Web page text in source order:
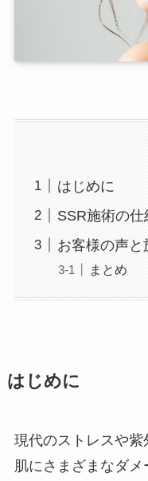
はじめに
SSR施術の
お客様の声と
まとめ
はじめに
現代のストレスや
肌にさまざまなダ